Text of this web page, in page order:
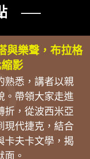
──
與樂聲，布拉格
影
熟悉，講者以親
。帶領大家走進
折，從波西米亞
現代捷克，結合
卡夫卡文學，揭
。